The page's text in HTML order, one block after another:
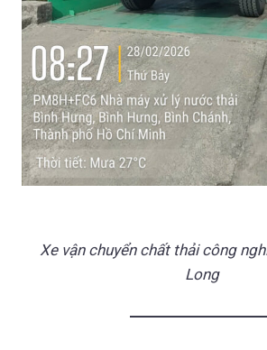
Xe vận chuyển chất thải công
Long